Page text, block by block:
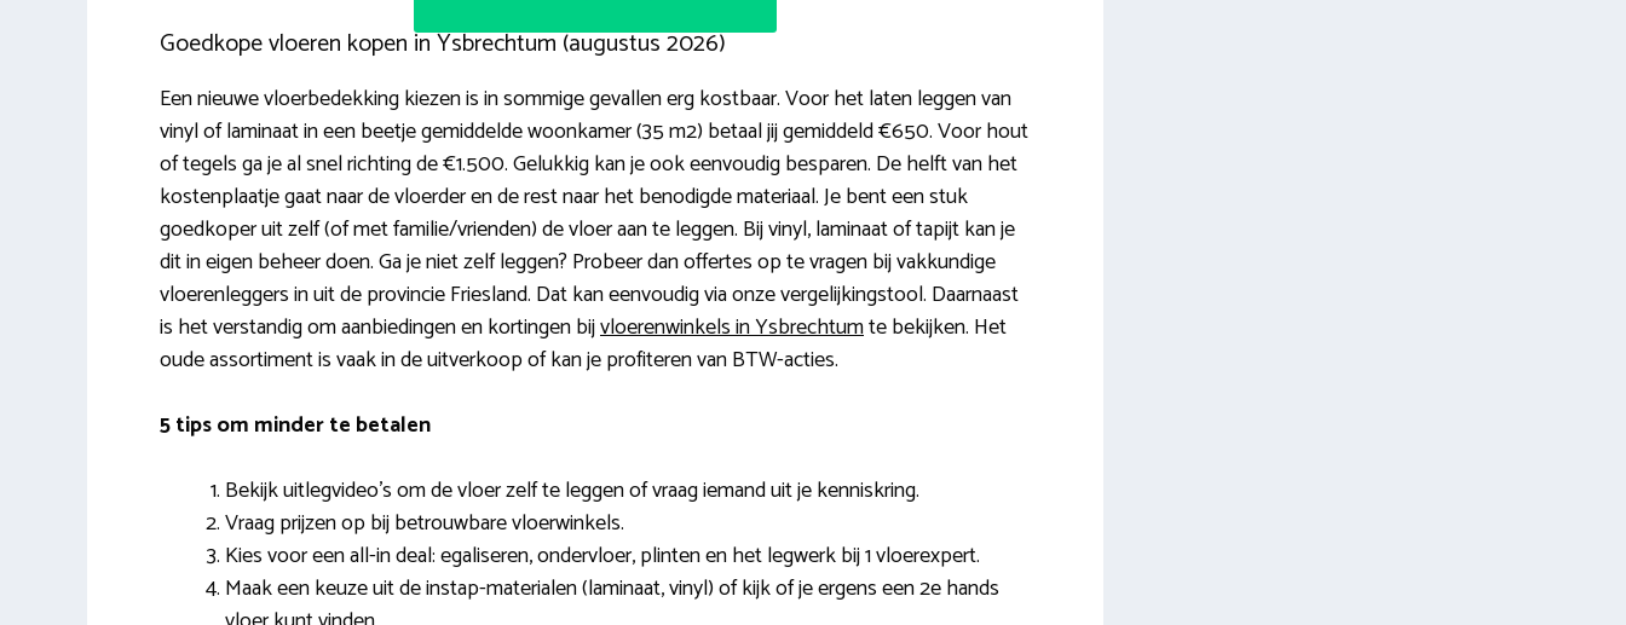
Goedkope vloeren kopen in Ysbrechtum (augustus 2026)
Een nieuwe vloerbedekking kiezen is in sommige gevallen erg kostbaar. Voor het laten leggen van
vinyl of laminaat in een beetje gemiddelde woonkamer (35 m2) betaal jij gemiddeld €650. Voor hout
of tegels ga je al snel richting de €1.500. Gelukkig kan je ook eenvoudig besparen. De helft van het
kostenplaatje gaat naar de vloerder en de rest naar het benodigde materiaal. Je bent een stuk
goedkoper uit zelf (of met familie/vrienden) de vloer aan te leggen. Bij vinyl, laminaat of tapijt kan je
dit in eigen beheer doen. Ga je niet zelf leggen? Probeer dan offertes op te vragen bij vakkundige
vloerenleggers in uit de provincie Friesland. Dat kan eenvoudig via onze vergelijkingstool. Daarnaast
is het verstandig om aanbiedingen en kortingen bijvloerenwinkels in Ysbrechtumte bekijken. Het
oude assortiment is vaak in de uitverkoop of kan je profiteren van BTW-acties.
5 tips om minder te betalen
Bekijk uitlegvideo’s om de vloer zelf te leggen of vraag iemand uit je kenniskring.
Vraag prijzen op bij betrouwbare vloerwinkels.
Kies voor een all-in deal: egaliseren, ondervloer, plinten en het legwerk bij 1 vloerexpert.
Maak een keuze uit de instap-materialen (laminaat, vinyl) of kijk of je ergens een 2e hands